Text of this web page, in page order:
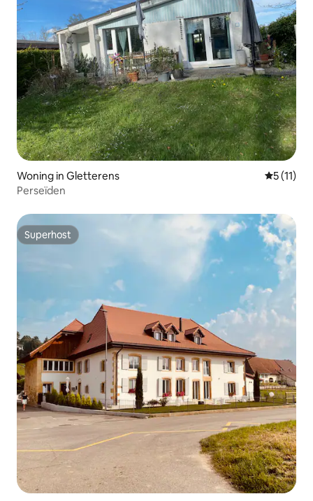
Woning in Gletterens
5 (11)
Perseïden
Superhost
Superhost